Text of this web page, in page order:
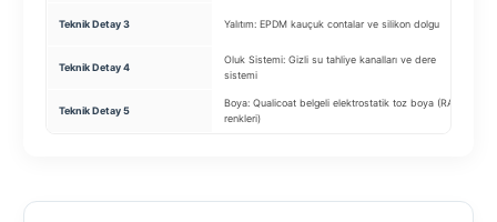
Teknik Detay 3 Yalıtım: EPDM kauçuk contalar ve silikon dolgu
Teknik Detay 4
Oluk Sistemi: Gizli su tahliye kanalları ve dere
sistemi
Teknik Detay 5
Boya: Qualicoat belgeli elektrostatik toz boya (RAL
renkleri)